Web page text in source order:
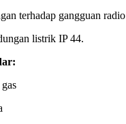
terhadap gangguan radio
listrik IP 44.